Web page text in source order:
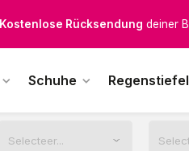
Kostenlose Rücksendung deiner
ab €
Schuhe Regenstiefel